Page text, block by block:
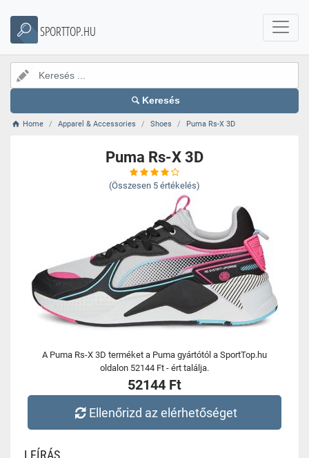
SPORTTOP.HU
Keresés
Home Apparel & Accessories Shoes Puma Rs-X 3D
Puma Rs-X 3D
(Összesen 5 értékelés)
A Puma Rs-X 3D terméket a Puma gyártótól a SportTop.hu
oldalon 52144 Ft - ért találja.
52144 Ft
Ellenőrizd az elérhetőséget
LEÍRÁS